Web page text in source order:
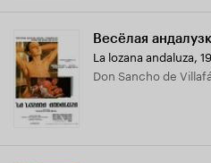
Весёлая
La lozana andaluza,
Don Sancho de